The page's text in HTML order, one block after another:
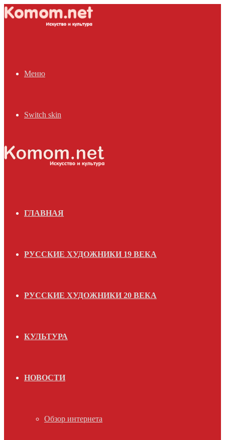
Меню
Switch skin
ГЛАВНАЯ
РУССКИЕ ХУДОЖНИКИ 19 ВЕКА
РУССКИЕ ХУДОЖНИКИ 20 ВЕКА
КУЛЬТУРА
НОВОСТИ
Обзор интернета